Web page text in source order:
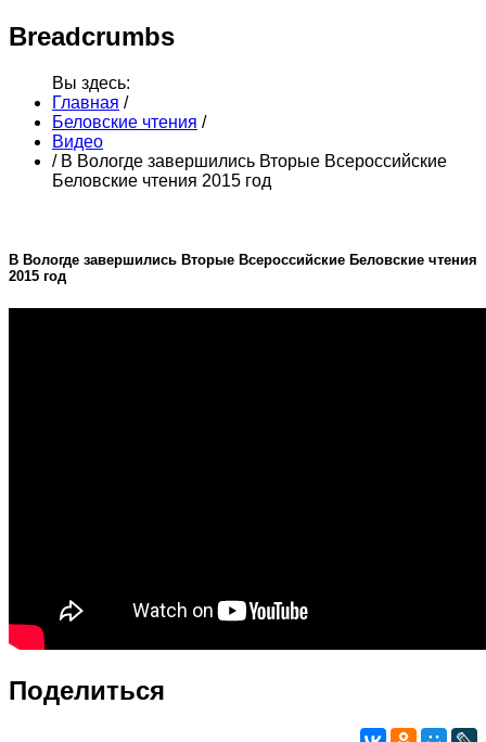
Breadcrumbs
Вы здесь:
Главная /
Беловские чтения /
Видео
/ В Вологде завершились Вторые Всероссийские
Беловские чтения 2015 год
В Вологде завершились Вторые Всероссийские Беловские чтения
2015 год
Поделиться